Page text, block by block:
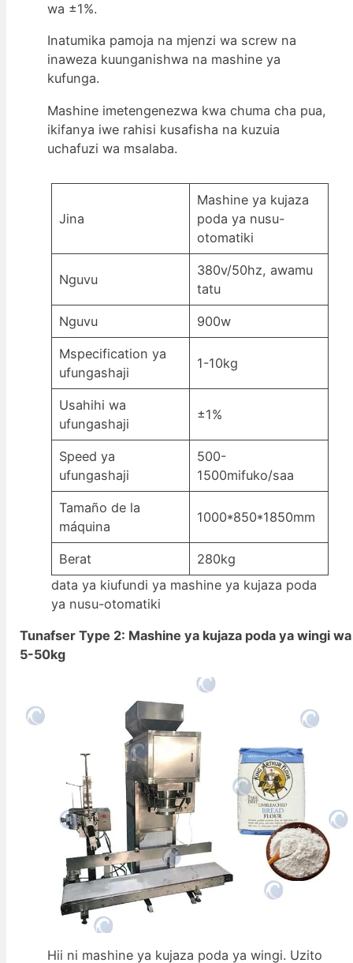
wa ±1%.
Inatumika pamoja na mjenzi wa screw na
inaweza kuunganishwa na mashine ya
kufunga.
Mashine imetengenezwa kwa chuma cha pua,
ikifanya iwe rahisi kusafisha na kuzuia
uchafuzi wa msalaba.
Jina
Mashine ya kujaza
poda ya nusu-
otomatiki
Nguvu
380v/50hz, awamu
tatu
Nguvu 900w
Mspecification ya
ufungashaji
1-10kg
Usahihi wa
ufungashaji
±1%
Speed ya
ufungashaji
500-
1500mifuko/saa
Tamaño de la
máquina
1000*850*1850mm
Berat
280kg
data ya kiufundi ya mashine ya kujaza poda
ya nusu-otomatiki
Tunafser Type 2: Mashine ya kujaza poda ya wingi wa
5-50kg
Hii ni mashine ya kujaza poda ya wingi. Uzito